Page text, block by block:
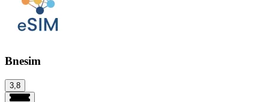
Bnesim
3,8